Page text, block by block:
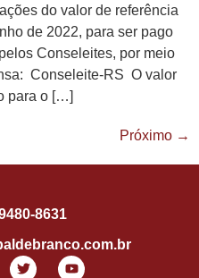
do valor de referência
de 2022, para ser pago
Conseleites, por meio
Conseleite-RS O valor
para o […]
Próximo →
8631